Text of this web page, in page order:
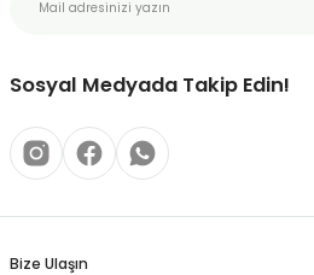
Ürün açıklamasında eksik bilgiler
Ürün fiyatı diğer sitelerden daha
Sosyal Medyada Takip Edin!
Bize Ulaşın